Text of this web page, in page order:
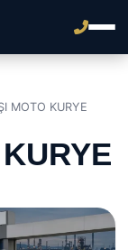
MOTO KURYE